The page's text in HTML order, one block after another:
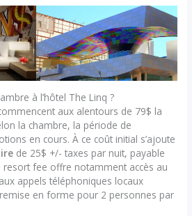
à l’hôtel The Linq ?
aux alentours de 79$ la
la chambre, la période de
en cours. À ce coût initial s’ajoute
de 25$ +/- taxes par nuit, payable
resort fee offre notamment accès au
appels téléphoniques locaux
en forme pour 2 personnes par